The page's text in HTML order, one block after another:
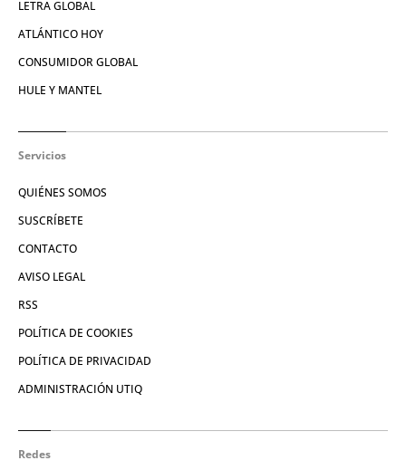
LETRA GLOBAL
ATLÁNTICO HOY
CONSUMIDOR GLOBAL
HULE Y MANTEL
Servicios
QUIÉNES SOMOS
SUSCRÍBETE
CONTACTO
AVISO LEGAL
RSS
POLÍTICA DE COOKIES
POLÍTICA DE PRIVACIDAD
ADMINISTRACIÓN UTIQ
Redes